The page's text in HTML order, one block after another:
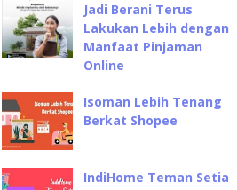
Jadi Berani Terus
Lakukan Lebih dengan
Manfaat Pinjaman
Online
Isoman Lebih Tenang
Berkat Shopee
IndiHome Teman Setia